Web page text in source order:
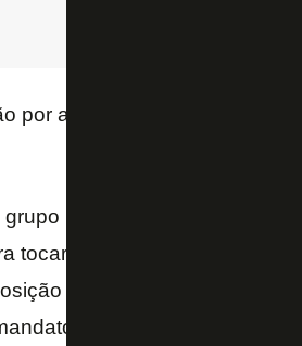
por antecipação de receitas
político que tanto bateu
tocar o clube. Falta
incendiária. Há uns três
Na ocasião, eu me